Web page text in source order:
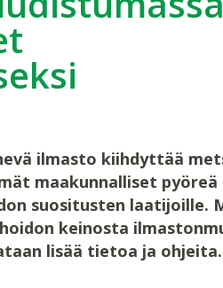
ilmasto kiihdyttää
maakunnalliset pyöreä
suositusten laatijoille.
keinosta
lisää tietoa ja ohjeita.